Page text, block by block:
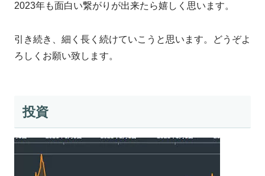
2023年も面白い繋がりが出来たら嬉しく思います。
引き続き、細く長く続けていこうと思います。どうぞよ
ろしくお願い致します。
投資